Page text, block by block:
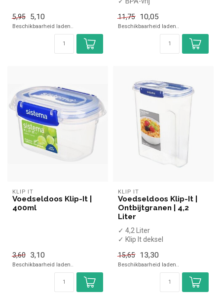
5,95 5,10
Beschikbaarheid laden..
✓ Geschikt voor de
magnetron, vaatwa...
11,75 10,05
Beschikbaarheid laden..
KLIP IT
Voedseldoos Klip-It |
400ml
3,60 3,10
Beschikbaarheid laden..
KLIP IT
Voedseldoos Klip-It |
Ontbijtgranen | 4,2
Liter
✓ 4,2 Liter
✓ Klip It deksel
✓ Hoogte 27,4 cm, breedte
22,6 cm, ...
15,65 13,30
Beschikbaarheid laden..